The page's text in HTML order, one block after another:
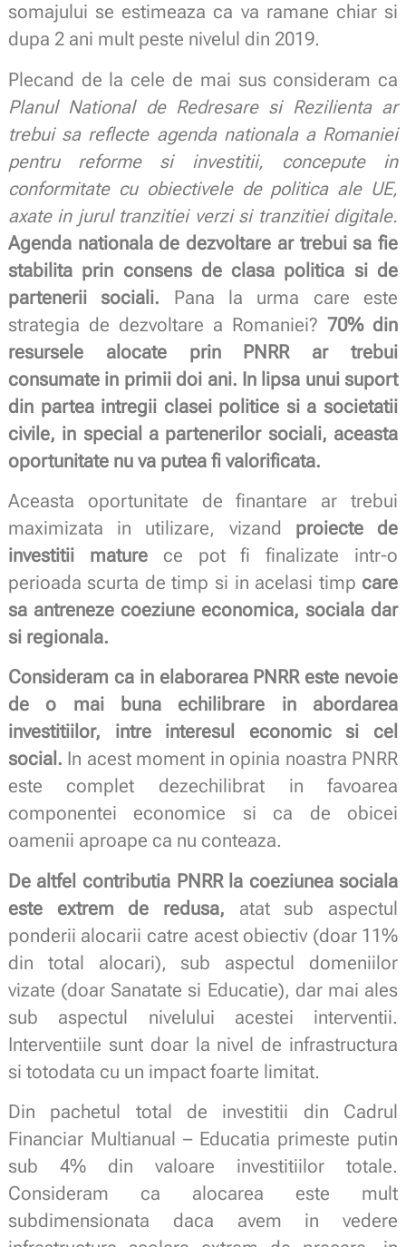
somajului se estimeaza ca va ramane chiar si
dupa 2 ani mult peste nivelul din 2019.
Plecand de la cele de mai sus consideram ca
Planul National de Redresare si Rezilienta ar
trebui sa reflecte agenda nationala a Romaniei
pentru reforme si investitii, concepute in
conformitate cu obiectivele de politica ale UE,
axate in jurul tranzitiei verzi si tranzitiei digitale.
Agenda nationala de dezvoltare ar trebui sa fie
stabilita prin consens de clasa politica si de
partenerii sociali. Pana la urma care este
strategia de dezvoltare a Romaniei?70% din
resursele alocate prin PNRR ar trebui
consumate in primii doi ani. In lipsa unui suport
din partea intregii clasei politice si a societatii
civile, in special a partenerilor sociali, aceasta
oportunitate nu va putea fi valorificata.
Aceasta oportunitate de finantare ar trebui
maximizata in utilizare, vizand proiecte de
investitii maturece pot fi finalizate intr-o
perioada scurta de timp si in acelasi timp care
sa antreneze coeziune economica, sociala dar
si regionala.
Consideram ca in elaborarea PNRR este nevoie
de o mai buna echilibrare in abordarea
investitiilor, intre interesul economic si cel
social. In acest moment in opinia noastra PNRR
este complet dezechilibrat in favoarea
componentei economice si ca de obicei
oamenii aproape ca nu conteaza.
De altfel contributia PNRR la coeziunea sociala
este extrem de redusa, atat sub aspectul
ponderii alocarii catre acest obiectiv (doar 11%
din total alocari), sub aspectul domeniilor
vizate (doar Sanatate si Educatie), dar mai ales
sub aspectul nivelului acestei interventii.
Interventiile sunt doar la nivel de infrastructura
si totodata cu un impact foarte limitat.
Din pachetul total de investitii din Cadrul
Financiar Multianual – Educatia primeste putin
sub 4% din valoare investitiilor totale.
Consideram ca alocarea este mult
subdimensionata daca avem in vedere